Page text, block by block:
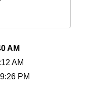
AM
AM
PM